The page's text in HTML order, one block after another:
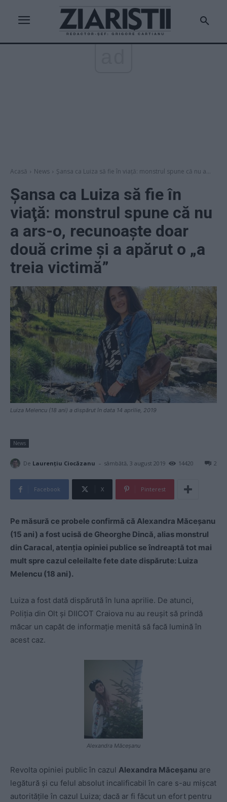
Acasă News Şansa ca Luiza să fie în viaţă: monstrul spune că nu a...
Şansa ca Luiza să fie în
viaţă: monstrul spune că nu
a ars-o, recunoaşte doar
două crime şi a apărut o „a
treia victimă”
Luiza Melencu (18 ani) a dispărut în data 14 aprilie, 2019
News
De Laurențiu Ciocăzanu - sâmbătă, 3 august 2019 2
14420
Facebook X Pinterest
Pe măsură ce probele confirmă că Alexandra Măceşanu
(15 ani) a fost ucisă de Gheorghe Dincă, alias monstrul
din Caracal, atenţia opiniei publice se îndreaptă tot mai
mult spre cazul celeilalte fete date dispărute: Luiza
Melencu (18 ani).
Luiza a fost dată dispărută în luna aprilie. De atunci,
Poliţia din Olt şi DIICOT Craiova nu au reuşit să prindă
măcar un capăt de informaţie menită să facă lumină în
acest caz.
Alexandra Măceşanu
Revolta opiniei public în cazul Alexandra Măceşanu are
legătură şi cu felul absolut incalificabil în care s-au mişcat
autorităţile în cazul Luiza; dacă ar fi făcut un efort pentru